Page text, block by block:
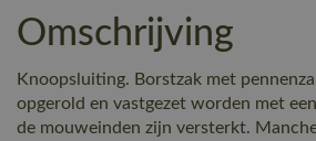
Omschrijving
Knoopsluiting. Borstzak met
opgerold en vastgezet worden met
de mouweinden zijn versterkt.